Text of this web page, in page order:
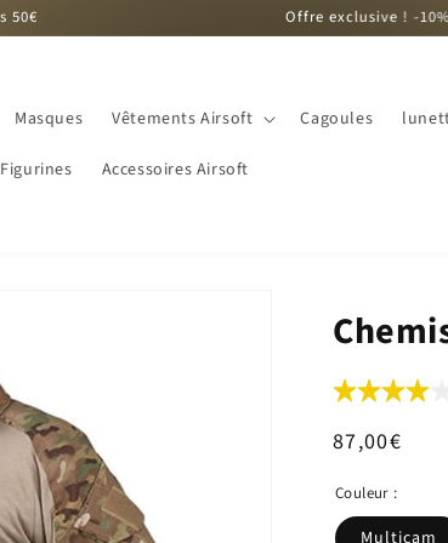
Offre exclusive ! -10% sur la
Masques Vêtements Airsoft Cagoules
Figurines Accessoires Airsoft
Prix
87,00€
Couleur :
Multicam